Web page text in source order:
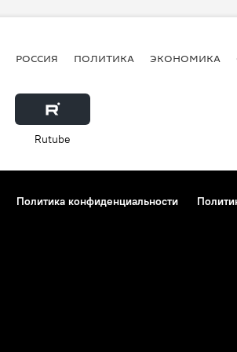
РОССИЯ ПОЛИТИКА ЭКОНОМИКА
Rutube
Политика конфиденциальности